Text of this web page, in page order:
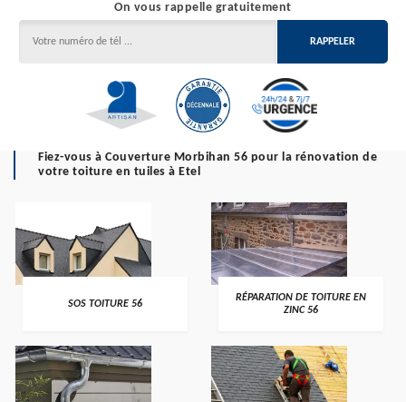
On vous rappelle gratuitement
Fiez-vous à Couverture Morbihan 56 pour la rénovation de
votre toiture en tuiles à Etel
>
SOS TOITURE 56 >
RÉPARATION DE TOITURE EN
ZINC 56